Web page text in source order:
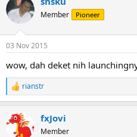
a
r
t
e
r
e
Member Pioneer
03 Nov 2015
wow, dah deket nih
R
e
c
t
rianstr
fxJovi
Member